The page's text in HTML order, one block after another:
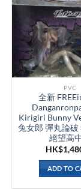
PVC
全新
Kirigiri Bunny
兔女郎 彈丸論破
絕望高
HK$
ADD TO